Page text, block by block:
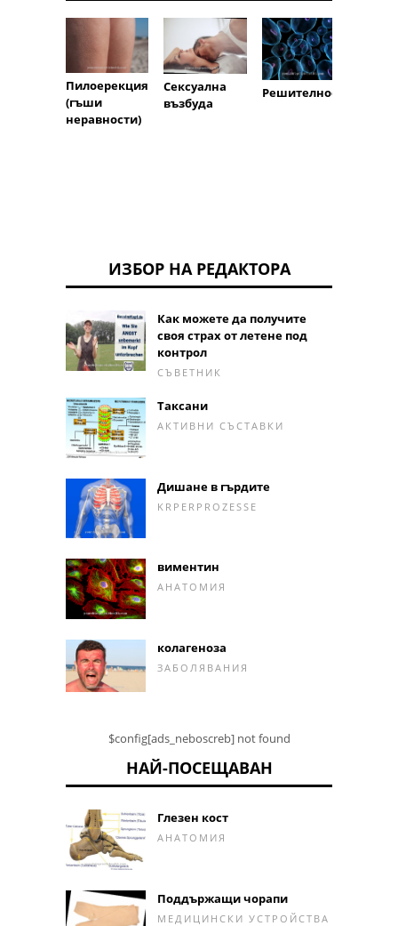
Пилоерекция
(гъши
неравности)
Сексуална
възбуда
Решителност
ИЗБОР НА РЕДАКТОРА
Как можете да получите
своя страх от летене под
контрол
СЪВЕТНИК
Таксани
АКТИВНИ СЪСТАВКИ
Дишане в гърдите
KRPERPROZESSE
виментин
АНАТОМИЯ
колагеноза
ЗАБОЛЯВАНИЯ
$config[ads_neboscreb] not found
НАЙ-ПОСЕЩАВАН
Глезен кост
АНАТОМИЯ
Поддържащи чорапи
МЕДИЦИНСКИ УСТРОЙСТВА